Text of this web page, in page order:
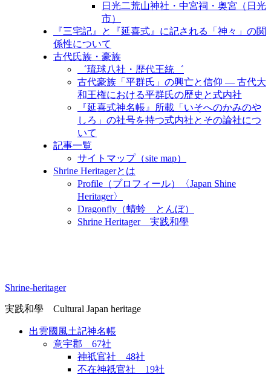
日光二荒山神社・中宮祠・奥宮（日光
市）
『三宅記』と『延喜式』に記される「神々」の関
係性について
古代氏族・豪族
゛琉球八社・歴代王統゛
古代豪族「平群氏」の興亡と信仰 ― 古代大
和王権における平群氏の歴史と式内社
『延喜式神名帳』所載「いそへのかみのや
しろ」の社号を持つ式内社とその論社につ
いて
記事一覧
サイトマップ（site map）
Shrine Heritagerとは
Profile（プロフィール）〈Japan Shine
Heritager​〉
Dragonfly（蜻蛉 とんぼ）
Shrine Heritager 実践和學
Shrine-heritager
実践和學 Cultural Japan heritage
出雲國風土記神名帳
意宇郡 67社
神祇官社 48社
不在神祇官社 19社